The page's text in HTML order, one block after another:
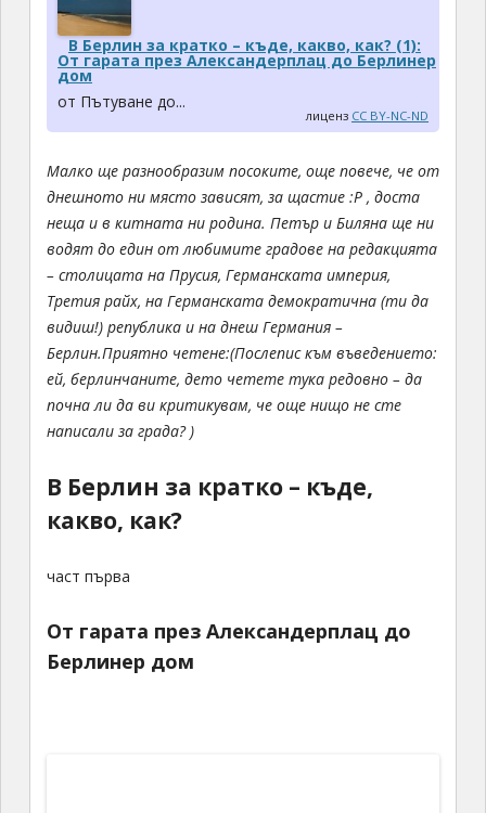
В Берлин за кратко – къде, какво, как? (1):
От гарата през Александерплац до Берлинер
дом
от Пътуване до...
лиценз CC BY-NC-ND
Малко ще разнообразим посоките, още повече, че от
днешното ни място зависят, за щастие :P , доста
неща и в китната ни родина. Петър и Биляна ще ни
водят до един от любимите градове на редакцията
– столицата на Прусия, Германската империя,
Третия райх, на Германската демократична (ти да
видиш!) република и на днеш Германия –
Берлин.Приятно четене:(Послепис към въведението:
ей, берлинчаните, дето четете тука редовно – да
почна ли да ви критикувам, че още нищо не сте
написали за града? )
В Берлин за кратко – къде,
какво, как?
част първа
От гарата през Александерплац до
Берлинер дом